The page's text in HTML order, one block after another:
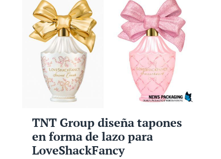
TNT Group diseña tapones
en forma de lazo para
LoveShackFancy